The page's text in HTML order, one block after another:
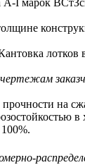
А-I марок
лотков
чертежам
на
в